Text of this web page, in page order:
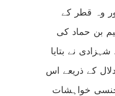
وہ قطر کے
بن حماد کی
نے بتایا
کے ذریعے اس
جنسی خواہشات